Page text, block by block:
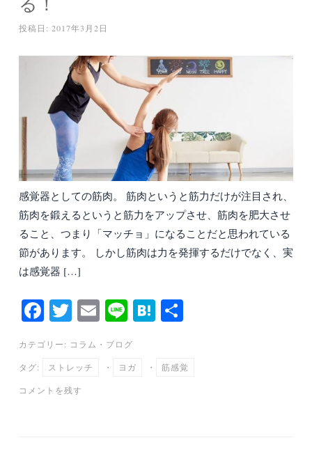
投稿日: 2017年3月2日
感覚器としての筋肉。 筋肉というと筋力だけが注目され、
筋肉を鍛えるというと筋力をアップさせ、筋肉を肥大させ
ること、つまり「マッチョ」になることだと思われている
節があります。 しかし筋肉は力を発揮するだけでなく、実
は感覚器 […]
Fa
ce
bo
ok
T
tte
r
E
m
ail
Li H
a
カテゴリー: コラム ・ ブログ
タグ: ストレッチ ・ ヨガ ・ 筋感覚
コメントを残す